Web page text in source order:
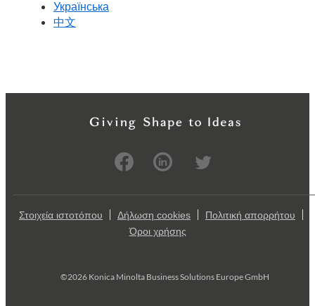
Українська
中文
Στοιχεία ιστοτόπου Δήλωση cookies
Πολιτική απορρήτου
Όροι χρήσης
©2026 Konica Minolta Business Solutions Europe GmbH